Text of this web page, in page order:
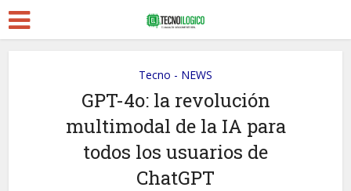
Tecno - NEWS
GPT-4o: la revolución
multimodal de la IA para
todos los usuarios de
ChatGPT